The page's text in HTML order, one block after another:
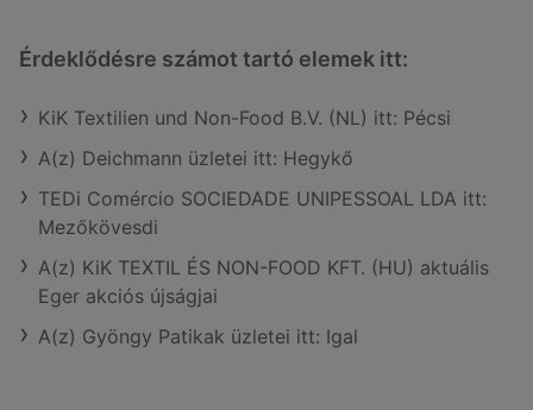
Érdeklődésre számot tartó elemek itt:
KiK Textilien und Non-Food B.V. (NL) itt: Pécsi
A(z) Deichmann üzletei itt: Hegykő
TEDi Comércio SOCIEDADE UNIPESSOAL LDA itt:
Mezőkövesdi
A(z) KiK TEXTIL ÉS NON-FOOD KFT. (HU) aktuális
Eger akciós újságjai
A(z) Gyöngy Patikak üzletei itt: Igal